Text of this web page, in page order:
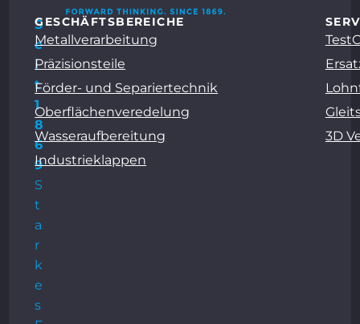
S
e
i
t
1
8
6
9
S
t
a
r
k
e
s
GESCHÄFTSBEREICHE
Metallverarbeitung
Präzisionsteile
Förder- und Separiertechnik
Oberflächenveredelung
Wasseraufbereitung
Industrieklappen
3D